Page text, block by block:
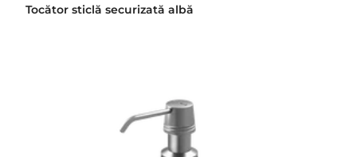
Tocător sticlă securizată albă